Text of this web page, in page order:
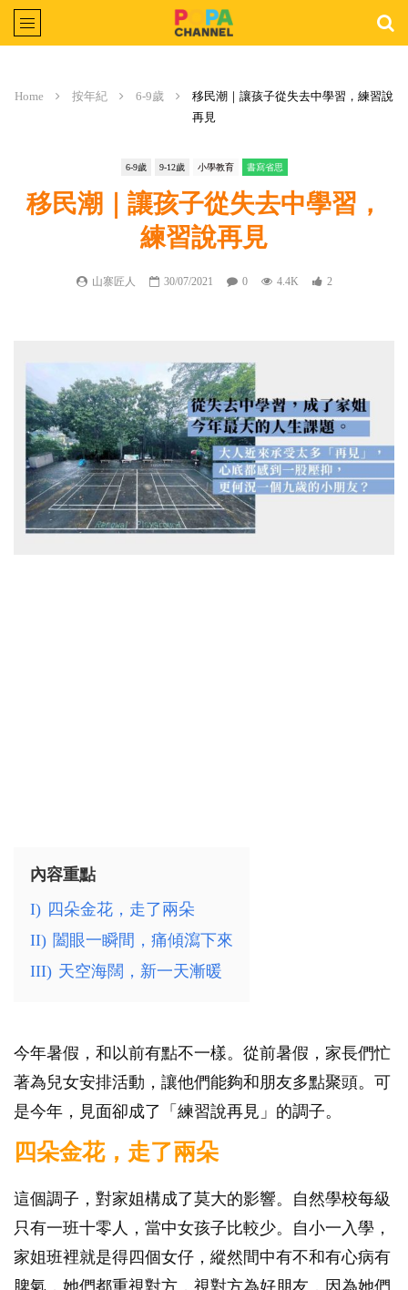
Home 按年紀 6-9歲
移民潮｜讓孩子從失去中學習，練習說
再見
6-9歲 9-12歲 小學教育 書寫省思
移民潮｜讓孩子從失去中學習，
練習說再見
山寨匠人 30/07/2021 0 4.4K 2
內容重點
I) 四朵金花，走了兩朵
II) 闔眼一瞬間，痛傾瀉下來
III) 天空海闊，新一天漸暖
今年暑假，和以前有點不一樣。從前暑假，家長們忙
著為兒女安排活動，讓他們能夠和朋友多點聚頭。可
是今年，見面卻成了「練習說再見」的調子。
四朵金花，走了兩朵
這個調子，對家姐構成了莫大的影響。自然學校每級
只有一班十零人，當中女孩子比較少。自小一入學，
家姐班裡就是得四個女仔，縱然間中有不和有心病有
脾氣，她們都重視對方，視對方為好朋友，因為她們